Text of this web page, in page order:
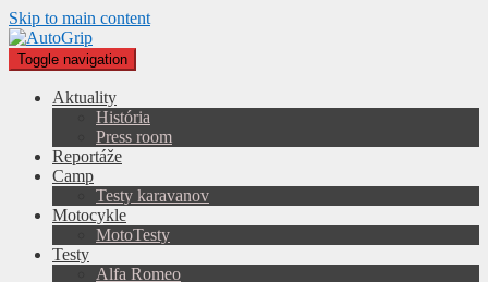
Skip to main content
Toggle navigation
Aktuality
História
Press room
Reportáže
Camp
Testy karavanov
Motocykle
MotoTesty
Testy
Alfa Romeo